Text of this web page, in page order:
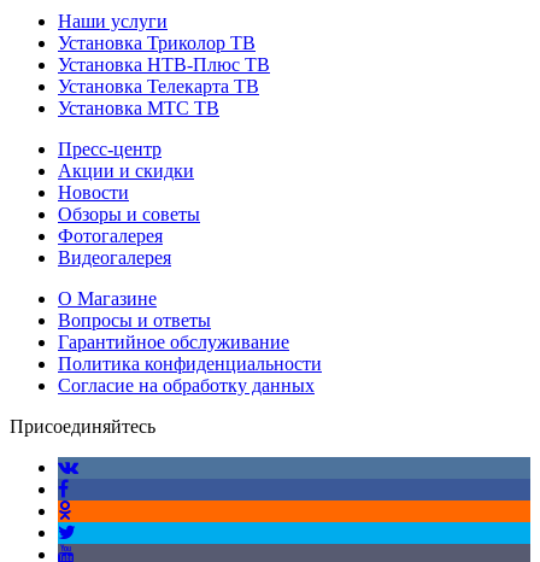
Наши услуги
Установка Триколор ТВ
Установка НТВ-Плюс ТВ
Установка Телекарта ТВ
Установка МТС ТВ
Пресс-центр
Акции и скидки
Новости
Обзоры и советы
Фотогалерея
Видеогалерея
О Магазине
Вопросы и ответы
Гарантийное обслуживание
Политика конфиденциальности
Согласие на обработку данных
Присоединяйтесь